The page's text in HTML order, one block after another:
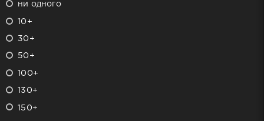
ни одного
10+
30+
50+
100+
130+
150+